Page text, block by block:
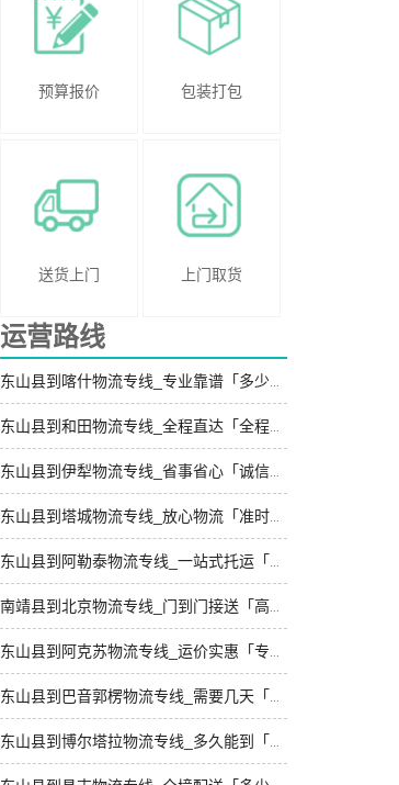
预算报价 包装打包
送货上门 上门取货
运营路线
东山县到喀什物流专线_专业靠谱「多少一方」
东山县到和田物流专线_全程直达「全程无虑」
东山县到伊犁物流专线_省事省心「诚信经营」
东山县到塔城物流专线_放心物流「准时准点」
东山县到阿勒泰物流专线_一站式托运「全程定位」
南靖县到北京物流专线_门到门接送「高效运输」
东山县到阿克苏物流专线_运价实惠「专线快运」
东山县到巴音郭楞物流专线_需要几天「按时送达」
东山县到博尔塔拉物流专线_多久能到「随叫随到」